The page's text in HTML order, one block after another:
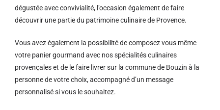
dégustée avec convivialité, l’occasion également de faire
découvrir une partie du patrimoine culinaire de Provence.
Vous avez également la possibilité de composez vous même
votre panier gourmand avec nos spécialités culinaires
provençales et de le faire livrer sur la commune de Bouzin à la
personne de votre choix, accompagné d’un message
personnalisé si vous le souhaitez.